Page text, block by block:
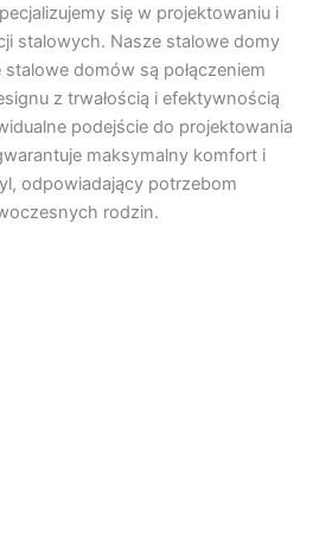
się w projektowaniu i
stalowych. Nasze stalowe domy
domów są połączeniem
z trwałością i efektywnością
podejście do projektowania
maksymalny komfort i
odpowiadający potrzebom
rodzin.